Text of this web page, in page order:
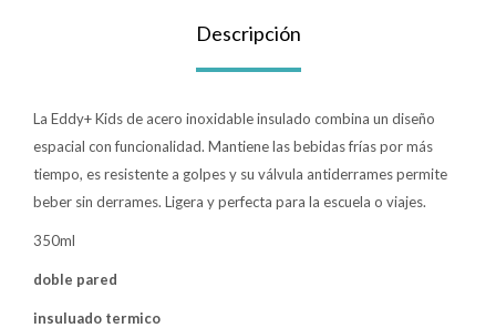
Descripción
La Eddy+ Kids de acero inoxidable insulado combina un diseño
espacial con funcionalidad. Mantiene las bebidas frías por más
tiempo, es resistente a golpes y su válvula antiderrames permite
beber sin derrames. Ligera y perfecta para la escuela o viajes.
350ml
doble pared
insuluado termico
Gift cards
Nuevos